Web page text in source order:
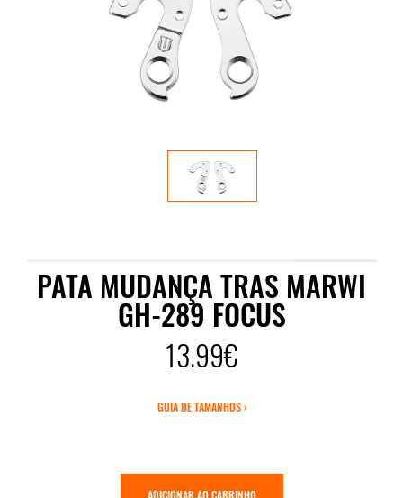
PATA MUDANÇA TRAS MARWI
GH-289 FOCUS
13.99€
GUIA DE TAMANHOS ›